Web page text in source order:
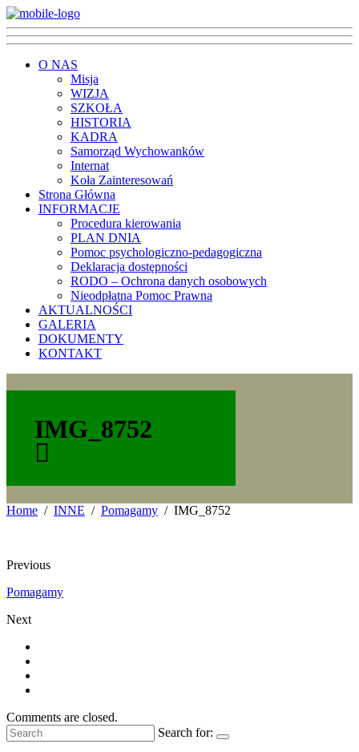
O NAS
Misja
WIZJA
SZKOŁA
HISTORIA
KADRA
Samorząd Wychowanków
Internat
Koła Zainteresowań
Strona Główna
INFORMACJE
Procedura kierowania
PLAN DNIA
Pomoc psychologiczno-pedagogiczna
Deklaracja dostępności
RODO – Ochrona danych osobowych
Nieodpłatna Pomoc Prawna
AKTUALNOŚCI
GALERIA
DOKUMENTY
KONTAKT
IMG_8752
Home INNE Pomagamy IMG_8752
Previous
Pomagamy
Next
Comments are closed.
Search for: